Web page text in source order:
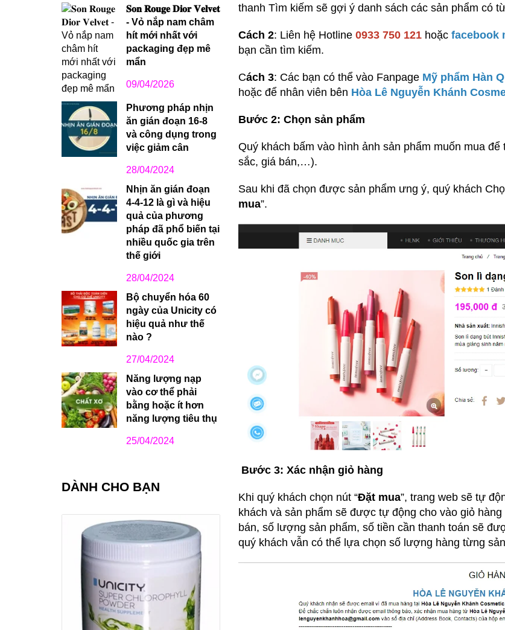
thanh Tìm kiếm sẽ gợi ý danh sách các sản phẩm có
Cách 2: Liên hệ Hotline 0933 750 121hoặc facebook
bạn cần tìm kiếm.
Cách 3: Các bạn có thể vào Fanpage Mỹ phẩm Hàn
hoặc để nhân viên bên Hòa Lê Nguyễn Khánh
Bước 2: Chọn sản phẩm
Quý khách bấm vào hình ảnh sản phẩm muốn mua
sắc, giá bán,…).
Sau khi đã chọn được sản phẩm ưng ý, quý khách
mua”.
Bước 3: Xác nhận giỏ hàng
Khi quý khách chọn nút “Đặt mua”, trang web sẽ tự
khách và sản phẩm sẽ được tự động cho vào giỏ
bán, số lượng sản phẩm, số tiền cần thanh toán sẽ
quý khách vẫn có thể lựa chọn số lượng hàng từng
𝐒𝐨𝐧 𝐑𝐨𝐮𝐠𝐞 𝐃𝐢𝐨𝐫 𝐕𝐞𝐥𝐯𝐞𝐭
- Vỏ nắp nam châm
hít mới nhất với
packaging đẹp mê
mẩn
09/04/2026
Phương pháp nhịn
ăn gián đoạn 16-8
và công dụng trong
việc giảm cân
28/04/2024
Nhịn ăn gián đoạn
4-4-12 là gì và hiệu
quả của phương
pháp đã phổ biến tại
nhiều quốc gia trên
thế giới
28/04/2024
Bộ chuyển hóa 60
ngày của Unicity có
hiệu quả như thế
nào ?
27/04/2024
Năng lượng nạp
vào cơ thể phải
bằng hoặc ít hơn
năng lượng tiêu thụ
25/04/2024
DÀNH CHO BẠN